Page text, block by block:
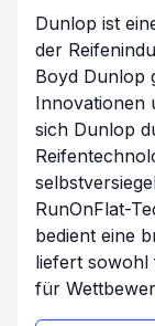
Dunlop ist
der
Boyd Dunlop
Innovationen
sich Dunlop
RunOnFlat-
bedient eine
liefert sowohl
für